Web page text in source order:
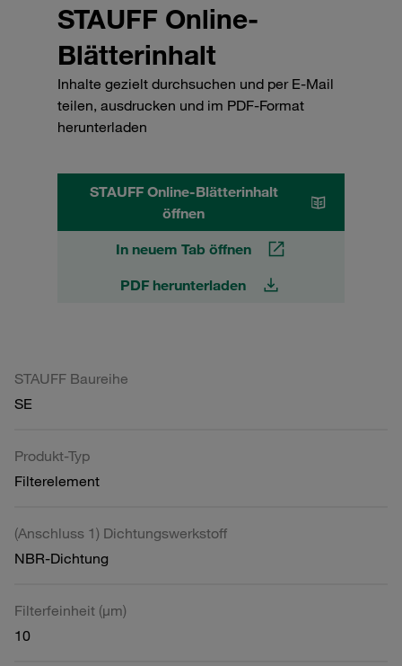
STAUFF Online-
Blätterinhalt
Inhalte gezielt durchsuchen und per E-Mail
teilen, ausdrucken und im PDF-Format
herunterladen
STAUFF Online-Blätterinhalt
öffnen
In neuem Tab öffnen
PDF herunterladen
STAUFF Baureihe
SE
Produkt-Typ
Filterelement
(Anschluss 1) Dichtungswerkstoff
NBR-Dichtung
Filterfeinheit (µm)
10